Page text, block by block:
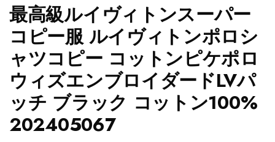
最高級ルイヴィトンスーパー
コピー服 ルイヴィトンポロシ
ャツコピー コットンピケポロ
ウィズエンブロイダードLVパ
ッチ ブラック コットン100%
202405067